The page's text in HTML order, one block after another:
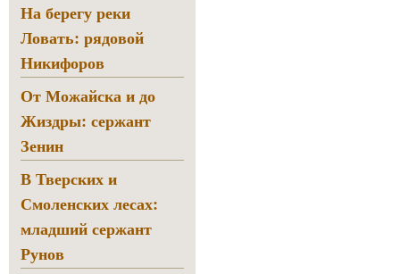
На берегу реки
Ловать: рядовой
Никифоров
От Можайска и до
Жиздры: сержант
Зенин
В Тверских и
Смоленских лесах:
младший сержант
Рунов